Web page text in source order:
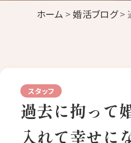
ホーム >婚活ブログ>
スタッフ
過去に拘って
入れて幸せに